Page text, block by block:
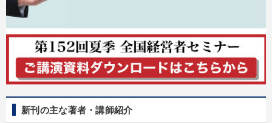
新刊の主な著者・講師紹介